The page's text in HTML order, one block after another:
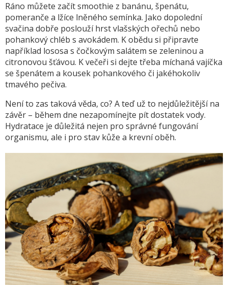
Ráno můžete začít smoothie z banánu, špenátu,
pomeranče a lžíce lněného semínka. Jako dopolední
svačina dobře poslouží hrst vlašských ořechů nebo
pohankový chléb s avokádem. K obědu si připravte
například lososa s čočkovým salátem se zeleninou a
citronovou šťávou. K večeři si dejte třeba míchaná vajíčka
se špenátem a kousek pohankového či jakéhokoliv
tmavého pečiva.
Není to zas taková věda, co? A teď už to nejdůležitější na
závěr – během dne nezapomínejte pít dostatek vody.
Hydratace je důležitá nejen pro správné fungování
organismu, ale i pro stav kůže a krevní oběh.